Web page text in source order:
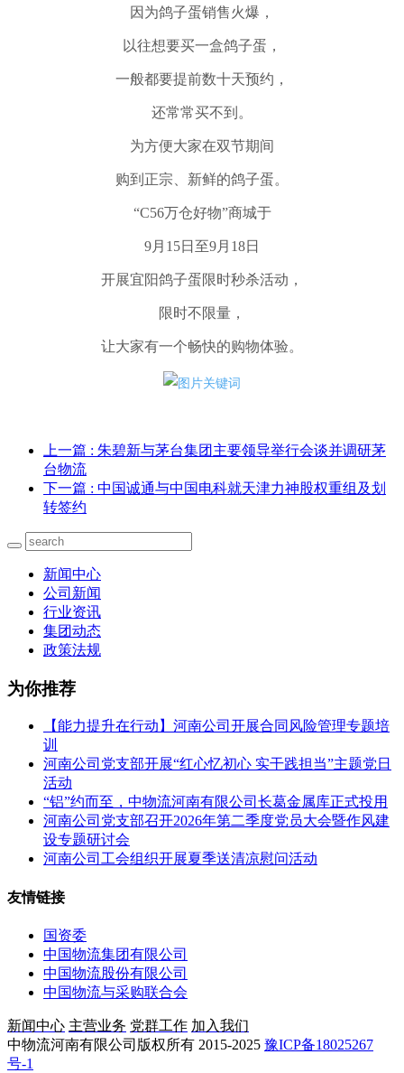
因为鸽子蛋销售火爆，
以往想要买一盒鸽子蛋，
一般都要提前数十天预约，
还常常买不到。
为方便大家在双节期间
购到正宗、新鲜的鸽子蛋。
“C56万仓好物”商城于
9月15日至9月18日
开展宜阳鸽子蛋限时秒杀活动，
限时不限量，
让大家有一个畅快的购物体验。
上一篇 : 朱碧新与茅台集团主要领导举行会谈并调研茅
台物流
下一篇 : 中国诚通与中国电科就天津力神股权重组及划
转签约
新闻中心
公司新闻
行业资讯
集团动态
政策法规
为你推荐
【能力提升在行动】河南公司开展合同风险管理专题培
训
河南公司党支部开展“红心忆初心 实干践担当”主题党日
活动
“铝”约而至，中物流河南有限公司长葛金属库正式投用
河南公司党支部召开2026年第二季度党员大会暨作风建
设专题研讨会
河南公司工会组织开展夏季送清凉慰问活动
友情链接
国资委
中国物流集团有限公司
中国物流股份有限公司
中国物流与采购联合会
新闻中心 主营业务 党群工作 加入我们
中物流河南有限公司版权所有 2015-2025 豫ICP备18025267
号-1